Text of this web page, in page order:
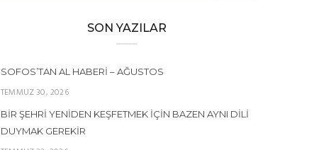
SON YAZILAR
SOFOS’TAN AL HABERI – AĞUSTOS
TEMMUZ 30, 2026
BIR ŞEHRI YENIDEN KEŞFETMEK İÇIN BAZEN AYNI DILI
DUYMAK GEREKIR